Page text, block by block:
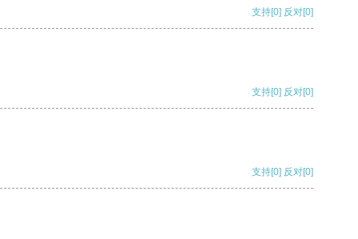
支持[0] 反对[0]
支持[0] 反对[0]
支持[0] 反对[0]